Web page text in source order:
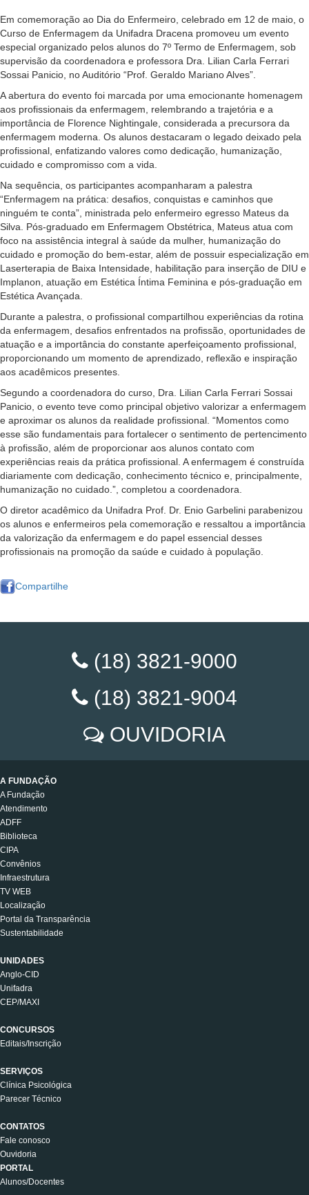
Em comemoração ao Dia do Enfermeiro, celebrado em 12 de maio, o
Curso de Enfermagem da Unifadra Dracena promoveu um evento
especial organizado pelos alunos do 7º Termo de Enfermagem, sob
supervisão da coordenadora e professora Dra. Lilian Carla Ferrari
Sossai Panicio, no Auditório “Prof. Geraldo Mariano Alves”.
A abertura do evento foi marcada por uma emocionante homenagem
aos profissionais da enfermagem, relembrando a trajetória e a
importância de Florence Nightingale, considerada a precursora da
enfermagem moderna. Os alunos destacaram o legado deixado pela
profissional, enfatizando valores como dedicação, humanização,
cuidado e compromisso com a vida.
Na sequência, os participantes acompanharam a palestra
“Enfermagem na prática: desafios, conquistas e caminhos que
ninguém te conta”, ministrada pelo enfermeiro egresso Mateus da
Silva. Pós-graduado em Enfermagem Obstétrica, Mateus atua com
foco na assistência integral à saúde da mulher, humanização do
cuidado e promoção do bem-estar, além de possuir especialização em
Laserterapia de Baixa Intensidade, habilitação para inserção de DIU e
Implanon, atuação em Estética Íntima Feminina e pós-graduação em
Estética Avançada.
Durante a palestra, o profissional compartilhou experiências da rotina
da enfermagem, desafios enfrentados na profissão, oportunidades de
atuação e a importância do constante aperfeiçoamento profissional,
proporcionando um momento de aprendizado, reflexão e inspiração
aos acadêmicos presentes.
Segundo a coordenadora do curso, Dra. Lilian Carla Ferrari Sossai
Panicio, o evento teve como principal objetivo valorizar a enfermagem
e aproximar os alunos da realidade profissional. “Momentos como
esse são fundamentais para fortalecer o sentimento de pertencimento
à profissão, além de proporcionar aos alunos contato com
experiências reais da prática profissional. A enfermagem é construída
diariamente com dedicação, conhecimento técnico e, principalmente,
humanização no cuidado.”, completou a coordenadora.
O diretor acadêmico da Unifadra Prof. Dr. Enio Garbelini parabenizou
os alunos e enfermeiros pela comemoração e ressaltou a importância
da valorização da enfermagem e do papel essencial desses
profissionais na promoção da saúde e cuidado à população.
Compartilhe
(18) 3821-9000
(18) 3821-9004
OUVIDORIA
A FUNDAÇÃO
A Fundação
Atendimento
ADFF
Biblioteca
CIPA
Convênios
Infraestrutura
TV WEB
Localização
Portal da Transparência
Sustentabilidade
UNIDADES
Anglo-CID
Unifadra
CEP/MAXI
CONCURSOS
Editais/Inscrição
SERVIÇOS
Clínica Psicológica
Parecer Técnico
CONTATOS
Fale conosco
Ouvidoria
PORTAL
Alunos/Docentes